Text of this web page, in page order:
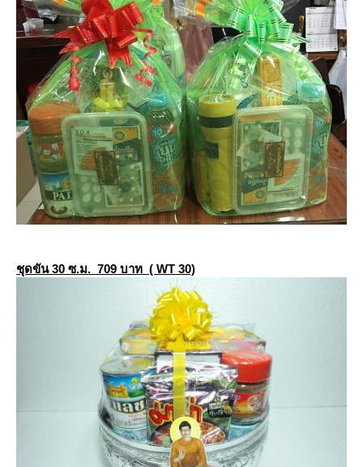
ชุดขัน 30 ซ.ม. 709 บาท ( WT 30)